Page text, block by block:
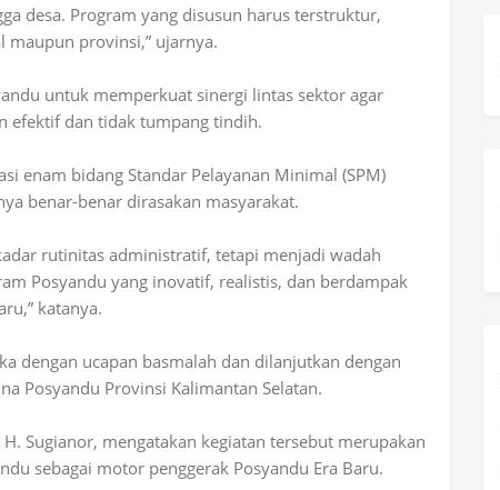
desa. Program yang disusun harus terstruktur,
maupun provinsi,” ujarnya.
untuk memperkuat sinergi lintas sektor agar
efektif dan tidak tumpang tindih.
enam bidang Standar Pelayanan Minimal (SPM)
benar-benar dirasakan masyarakat.
rutinitas administratif, tetapi menjadi wadah
Posyandu yang inovatif, realistis, dan berdampak
katanya.
dengan ucapan basmalah dan dilanjutkan dengan
Posyandu Provinsi Kalimantan Selatan.
Sugianor, mengatakan kegiatan tersebut merupakan
sebagai motor penggerak Posyandu Era Baru.